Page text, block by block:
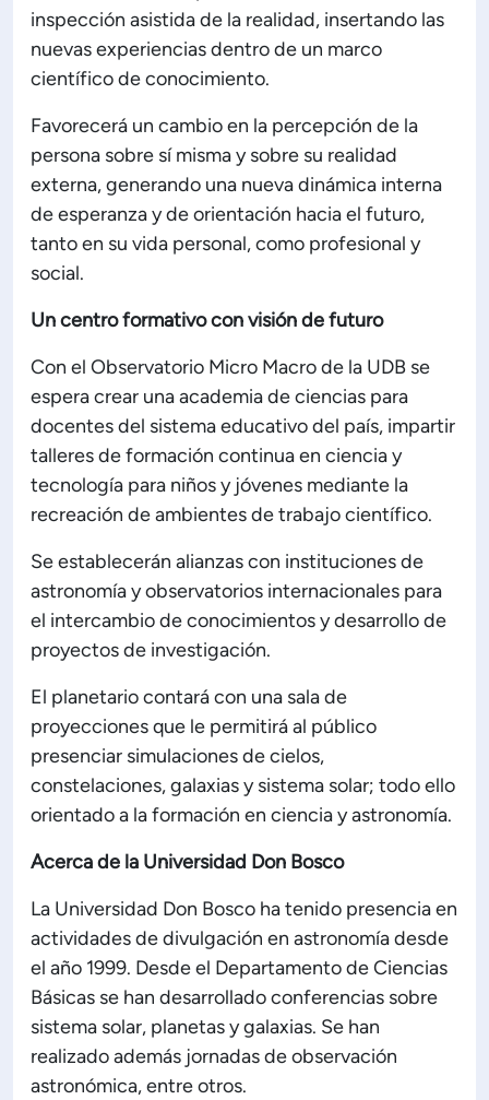
inspección asistida de la realidad, insertando las
nuevas experiencias dentro de un marco
científico de conocimiento.
Favorecerá un cambio en la percepción de la
persona sobre sí misma y sobre su realidad
externa, generando una nueva dinámica interna
de esperanza y de orientación hacia el futuro,
tanto en su vida personal, como profesional y
social.
Un centro formativo con visión de futuro
Con el Observatorio Micro Macro de la UDB se
espera crear una academia de ciencias para
docentes del sistema educativo del país, impartir
talleres de formación continua en ciencia y
tecnología para niños y jóvenes mediante la
recreación de ambientes de trabajo científico.
Se establecerán alianzas con instituciones de
astronomía y observatorios internacionales para
el intercambio de conocimientos y desarrollo de
proyectos de investigación.
El planetario contará con una sala de
proyecciones que le permitirá al público
presenciar simulaciones de cielos,
constelaciones, galaxias y sistema solar; todo ello
orientado a la formación en ciencia y astronomía.
Acerca de la Universidad Don Bosco
La Universidad Don Bosco ha tenido presencia en
actividades de divulgación en astronomía desde
el año 1999. Desde el Departamento de Ciencias
Básicas se han desarrollado conferencias sobre
sistema solar, planetas y galaxias. Se han
realizado además jornadas de observación
astronómica, entre otros.